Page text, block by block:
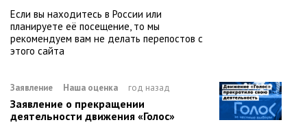
Если вы находитесь в России или
планируете её посещение, то мы
рекомендуем вам не делать перепостов с
этого сайта
Заявление Наша оценка год назад
Заявление о прекращении
деятельности движения «Голос»